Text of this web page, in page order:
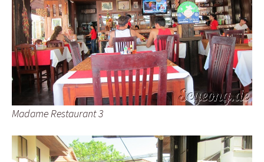
Madame Restaurant 3